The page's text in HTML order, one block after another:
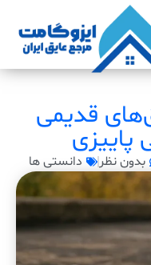
قدیمی
پاییزی
بدون نظر دانستی ها